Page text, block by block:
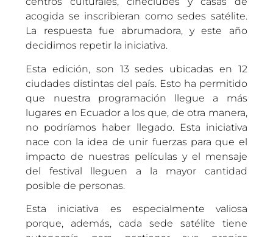
acogida se inscribieran como sedes satélite.
La respuesta fue abrumadora, y este año
decidimos repetir la iniciativa.
Esta edición, son 13 sedes ubicadas en 12
ciudades distintas del país. Esto ha permitido
que nuestra programación llegue a más
lugares en Ecuador a los que, de otra manera,
no podríamos haber llegado. Esta iniciativa
nace con la idea de unir fuerzas para que el
impacto de nuestras películas y el mensaje
del festival lleguen a la mayor cantidad
posible de personas.
Esta iniciativa es especialmente valiosa
porque, además, cada sede satélite tiene